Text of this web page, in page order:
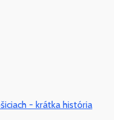
- krátka história